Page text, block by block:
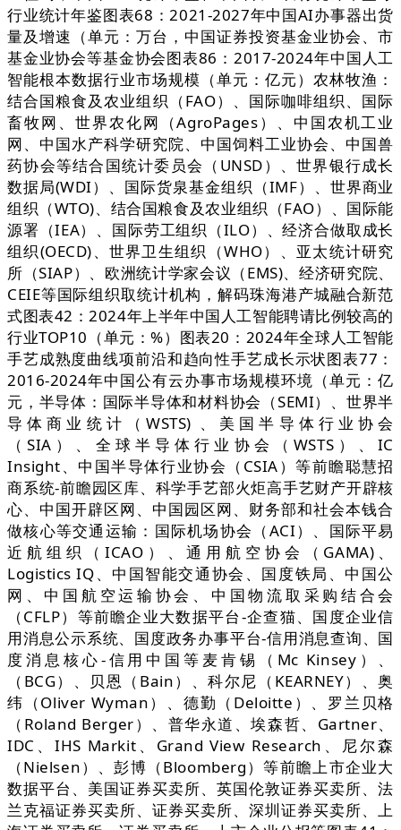
行业统计年鉴图表68：2021-2027年中国AI办事器出货
量及增速（单元：万台，中国证券投资基金业协会、市
基金业协会等基金协会图表86：2017-2024年中国人工
智能根本数据行业市场规模（单元：亿元）农林牧渔：
结合国粮食及农业组织（FAO）、国际咖啡组织、国际
畜牧网、世界农化网（AgroPages）、中国农机工业
网、中国水产科学研究院、中国饲料工业协会、中国兽
药协会等结合国统计委员会（UNSD）、世界银行成长
数据局(WDI）、国际货泉基金组织（IMF）、世界商业
组织（WTO)、结合国粮食及农业组织（FAO）、国际能
源署（IEA）、国际劳工组织（ILO）、经济合做取成长
组织(OECD)、世界卫生组织（WHO）、亚太统计研究
所（SIAP）、欧洲统计学家会议（EMS)、经济研究院、
CEIE等国际组织取统计机构，解码珠海港产城融合新范
式图表42：2024年上半年中国人工智能聘请比例较高的
行业TOP10（单元：%）图表20：2024年全球人工智能
手艺成熟度曲线项前沿和趋向性手艺成长示状图表77：
2016-2024年中国公有云办事市场规模环境（单元：亿
元，半导体：国际半导体和材料协会（SEMI）、世界半
导体商业统计（WSTS) 、美国半导体行业协会
（SIA）、全球半导体行业协会（WSTS）、IC
Insight、中国半导体行业协会（CSIA）等前瞻聪慧招
商系统-前瞻园区库、科学手艺部火炬高手艺财产开辟核
心、中国开辟区网、中国园区网、财务部和社会本钱合
做核心等交通运输：国际机场协会（ACI）、国际平易
近航组织（ICAO）、通用航空协会（GAMA)、
Logistics IQ、中国智能交通协会、国度铁局、中国公
网、中国航空运输协会、中国物流取采购结合会
（CFLP）等前瞻企业大数据平台-企查猫、国度企业信
用消息公示系统、国度政务办事平台-信用消息查询、国
度消息核心-信用中国等麦肯锡（Mc Kinsey）、
（BCG）、贝恩（Bain）、科尔尼（KEARNEY）、奥
纬（Oliver Wyman）、德勤（Deloitte）、罗兰贝格
（Roland Berger）、普华永道、埃森哲、Gartner、
IDC、IHS Markit、Grand View Research、尼尔森
（Nielsen）、彭博（Bloomberg）等前瞻上市企业大
数据平台、美国证券买卖所、英国伦敦证券买卖所、法
兰克福证券买卖所、证券买卖所、深圳证券买卖所、上